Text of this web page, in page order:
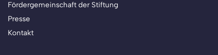
Fördergemeinschaft der Stiftung
Presse
Kontakt